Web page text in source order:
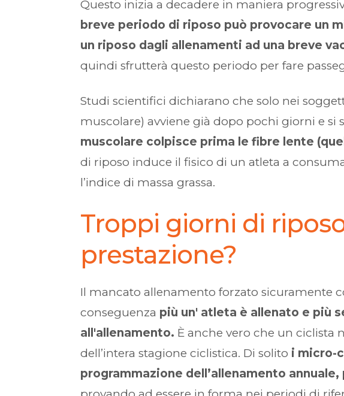
Questo inizia a decadere in maniera
breve periodo di riposo può provocare un
un riposo dagli allenamenti ad una breve
quindi sfrutterà questo periodo per fare
Studi scientifici dichiarano che solo nei
muscolare) avviene già dopo pochi giorni e si
muscolare colpisce prima le fibre lente
di riposo induce il fisico di un atleta a
l’indice di massa grassa.
Troppi giorni di
prestazione?
Il mancato allenamento forzato sicuramente
conseguenza più un' atleta è allenato e più
all'allenamento. È anche vero che un ciclista
dell’intera stagione ciclistica. Di solito i micro-
programmazione dell’allenamento